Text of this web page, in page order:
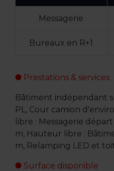
Messagerie
Bureaux en R+1
Prestations & services
Bâtiment indépendant
PL, Cour camion
libre : Messagerie
m, Hauteur libre :
m, Relamping LED et
Surface disponible